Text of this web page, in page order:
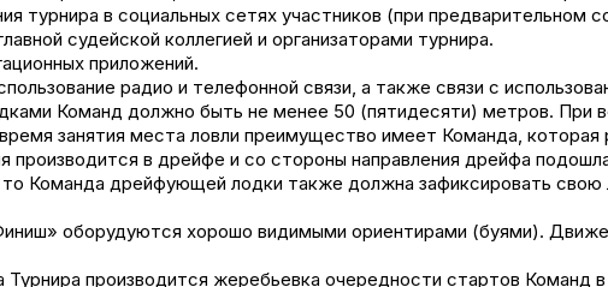
турнира в социальных сетях участников (при предварительном
судейской коллегией и организаторами турнира.
приложений.
радио и телефонной связи, а также связи с
Команд должно быть не менее 50 (пятидесяти) метров. При
занятия места ловли преимущество имеет Команда,
производится в дрейфе и со стороны направления дрейфа
то Команда дрейфующей лодки также должна зафиксировать
оборудуются хорошо видимыми ориентирами (буями).
Турнира производится жеребьевка очередности стартов